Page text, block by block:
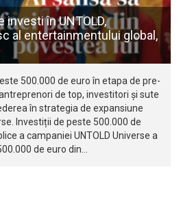
investi în UNTOLD,
al entertainmentului global,
500.000 de euro în etapa de pre-
de top, investitori și sute
în strategia de expansiune
Investiții de peste 500.000 de
a campaniei UNTOLD Universe a
de euro din…